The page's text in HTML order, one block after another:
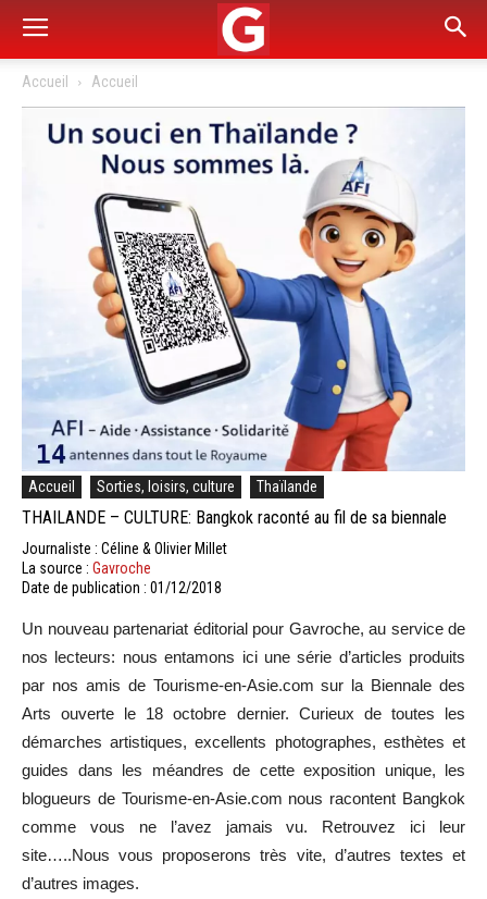
Accueil Accueil
Accueil Sorties, loisirs, culture Thaïlande
THAILANDE – CULTURE: Bangkok raconté au fil de sa biennale
Journaliste : Céline & Olivier Millet
La source : Gavroche
Date de publication : 01/12/2018
Un nouveau partenariat éditorial pour Gavroche, au service de
nos lecteurs: nous entamons ici une série d’articles produits
par nos amis de Tourisme-en-Asie.com sur la Biennale des
Arts ouverte le 18 octobre dernier. Curieux de toutes les
démarches artistiques, excellents photographes, esthètes et
guides dans les méandres de cette exposition unique, les
blogueurs de Tourisme-en-Asie.com nous racontent Bangkok
comme vous ne l’avez jamais vu. Retrouvez ici leur
site…..Nous vous proposerons très vite, d’autres textes et
d’autres images.